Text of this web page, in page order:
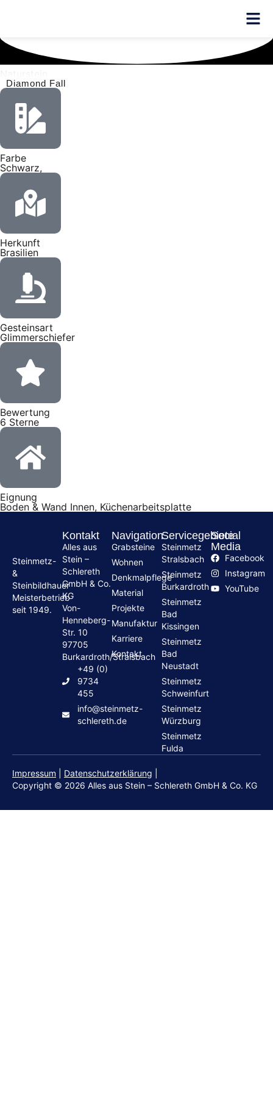
Diamond Fall
Farbe
Schwarz,
Herkunft
Brasilien
Gesteinsart
Glimmerschiefer
Bewertung
6 Sterne
Eignung
Boden & Wand Innen, Küchenarbeitsplatte
Steinmetz-
&
Steinbildhauer
Meisterbetrieb
seit 1949.
Kontakt
Alles aus
Stein –
Schlereth
GmbH & Co.
KG
Von-
Henneberg-
Str. 10
97705
Burkardroth/Stralsbach
+49 (0)
9734
455
info@steinmetz-
schlereth.de
Navigation
Grabsteine
Wohnen
Denkmalpflege
Material
Projekte
Manufaktur
Karriere
Kontakt
Servicegebiete
Steinmetz
Stralsbach
Steinmetz
Burkardroth
Steinmetz
Bad
Kissingen
Steinmetz
Bad
Neustadt
Steinmetz
Schweinfurt
Steinmetz
Würzburg
Steinmetz
Fulda
Social
Media
Facebook
Instagram
YouTube
Copyright © 2026 Alles aus Stein – Schlereth GmbH & Co. KG
Impressum Datenschutzerklärung